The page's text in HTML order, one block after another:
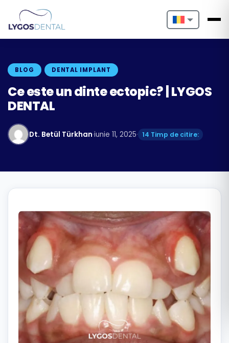
Nederlands
Français
Português
Български
Română
Русский
BLOG DENTAL IMPLANT
Ce este un dinte ectopic? | LYGOS
DENTAL
Dt. Betül Türkhan·iunie 11, 2025· 14 Timp de citire: